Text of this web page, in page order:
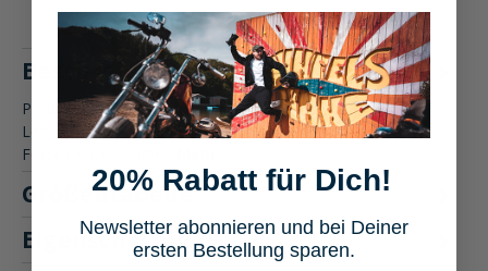
Beschreibung
Produktbeschreibung: Alpinestars GP Force Chaser
Lederkombi 2-tlg. Motorradbekleidung Die Alpinestars GP
Force Chaser Leder…
Größentabelle
Eigenschaften
20% Rabatt für Dich!
Newsletter abonnieren und bei Deiner
ersten Bestellung sparen.